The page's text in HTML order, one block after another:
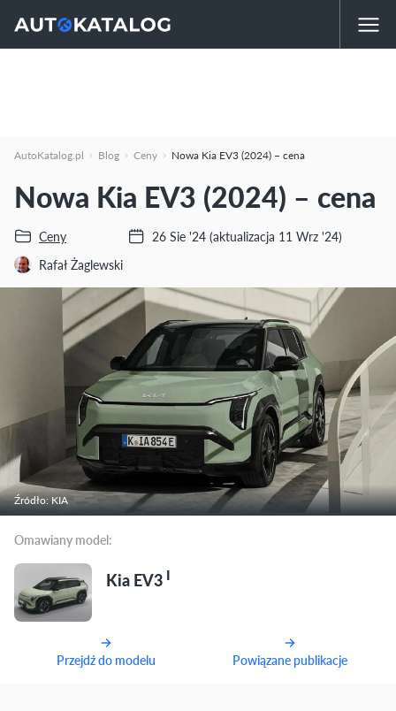
AutoKatalog.pl Blog Ceny Nowa Kia EV3 (2024) – cena
Nowa Kia EV3 (2024) – cena
Ceny
Rafał Żaglewski
26 Sie '24 (aktualizacja 11 Wrz '24)
Źródło: KIA
Omawiany model:
Kia EV3 I
Przejdź do modelu Powiązane publikacje